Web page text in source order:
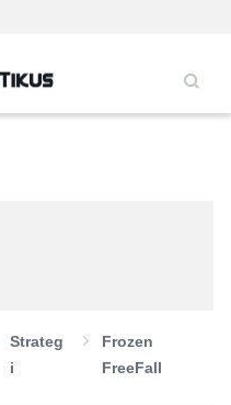
Strateg
I
Frozen
FreeFall